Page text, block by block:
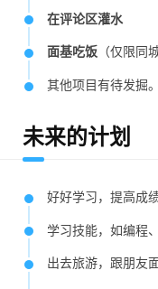
在评论区灌水
面基吃饭 （仅限同
其他项目有待发掘。
未来的计划
好好学习，提高成
学习技能，如编程
出去旅游，跟朋友